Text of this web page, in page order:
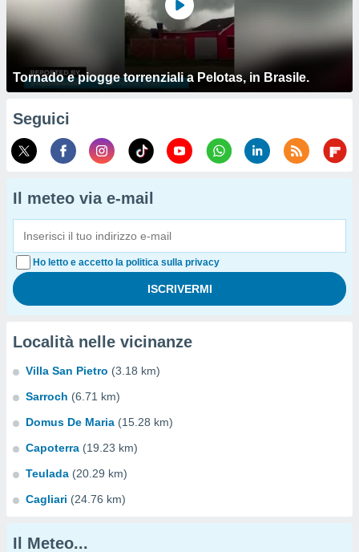
Tornado e piogge torrenziali a Pelotas, in Brasile.
Seguici
Il meteo via e-mail
Ho letto e accetto la politica sulla privacy
Località nelle vicinanze
Villa San Pietro (3.18 km)
Sarroch (6.71 km)
Domus De Maria (15.28 km)
Capoterra (19.23 km)
Teulada (20.29 km)
Cagliari (24.76 km)
Il Meteo...